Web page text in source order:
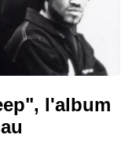
l'album